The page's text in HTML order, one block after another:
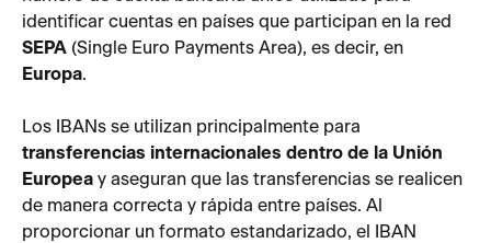
identificar cuentas en países que participan en la red
SEPA (Single Euro Payments Area), es decir, en
Europa.
Los IBANs se utilizan principalmente para
transferencias internacionales dentro de la Unión
Europea y aseguran que las transferencias se realicen
de manera correcta y rápida entre países. Al
proporcionar un formato estandarizado, el IBAN